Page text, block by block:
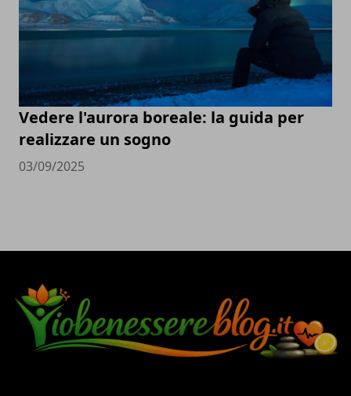
Vedere l'aurora boreale: la guida per
realizzare un sogno
03/09/2025